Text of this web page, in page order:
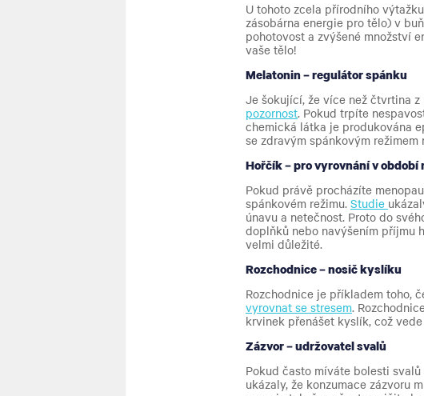
U tohoto zcela přírodního
zásobárna energie pro tělo) v
pohotovost a zvýšené množství
vaše tělo!
Melatonin – regulátor spánku
Je šokující, že více než čtvrtina
pozornost. Pokud trpíte
chemická látka je produkována
se zdravým spánkovým
Hořčík – pro vyrovnání v období
Pokud právě procházíte
spánkovém režimu. Studie
únavu a netečnost. Proto do
doplňků nebo navýšením příjmu
velmi důležité.
Rozchodnice – nosič kyslíku
Rozchodnice je příkladem toho,
vyrovnat se stresem.
krvinek přenášet kyslík, což
Zázvor – udržovatel svalů
Pokud často míváte bolesti
ukázaly, že konzumace zázvoru